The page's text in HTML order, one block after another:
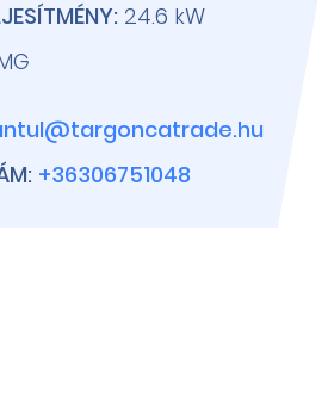
24.6 kW
+36306751048